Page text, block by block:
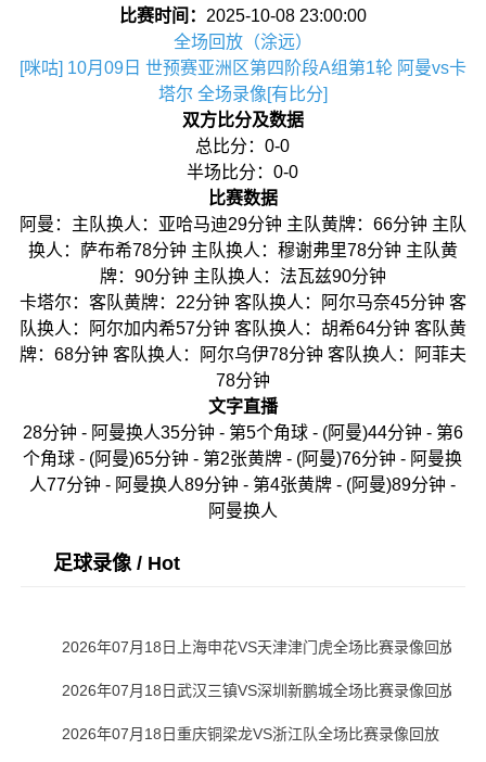
比赛时间： 2025-10-08 23:00:00
全场回放（涂远）
[咪咕] 10月09日 世预赛亚洲区第四阶段A组第1轮 阿曼vs卡
塔尔 全场录像[有比分]
双方比分及数据
总比分：0-0
半场比分：0-0
比赛数据
阿曼：主队换人：亚哈马迪29分钟 主队黄牌：66分钟 主队
换人：萨布希78分钟 主队换人：穆谢弗里78分钟 主队黄
牌：90分钟 主队换人：法瓦兹90分钟
卡塔尔：客队黄牌：22分钟 客队换人：阿尔马奈45分钟 客
队换人：阿尔加内希57分钟 客队换人：胡希64分钟 客队黄
牌：68分钟 客队换人：阿尔乌伊78分钟 客队换人：阿菲夫
78分钟
文字直播
28分钟 - 阿曼换人35分钟 - 第5个角球 - (阿曼)44分钟 - 第6
个角球 - (阿曼)65分钟 - 第2张黄牌 - (阿曼)76分钟 - 阿曼换
人77分钟 - 阿曼换人89分钟 - 第4张黄牌 - (阿曼)89分钟 -
阿曼换人
足球录像 / Hot
2026年07月18日上海申花VS天津津门虎全场比赛录像回放
2026年07月18日武汉三镇VS深圳新鹏城全场比赛录像回放
2026年07月18日重庆铜梁龙VS浙江队全场比赛录像回放